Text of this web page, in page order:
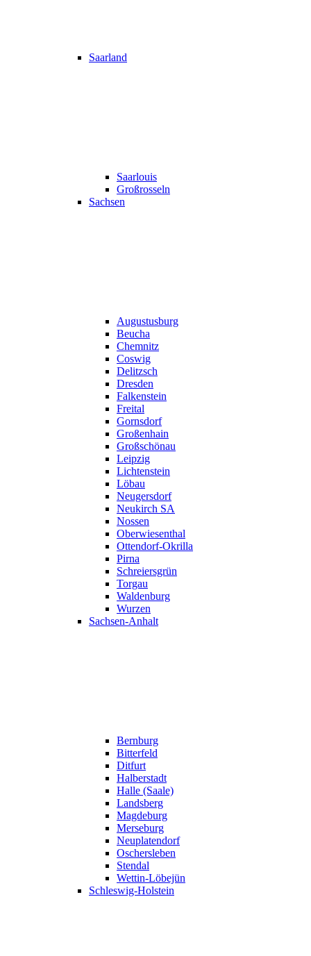
Saarland
Saarlouis
Großrosseln
Sachsen
Augustusburg
Beucha
Chemnitz
Coswig
Delitzsch
Dresden
Falkenstein
Freital
Gornsdorf
Großenhain
Großschönau
Leipzig
Lichtenstein
Löbau
Neugersdorf
Neukirch SA
Nossen
Oberwiesenthal
Ottendorf-Okrilla
Pirna
Schreiersgrün
Torgau
Waldenburg
Wurzen
Sachsen-Anhalt
Bernburg
Bitterfeld
Ditfurt
Halberstadt
Halle (Saale)
Landsberg
Magdeburg
Merseburg
Neuplatendorf
Oschersleben
Stendal
Wettin-Löbejün
Schleswig-Holstein